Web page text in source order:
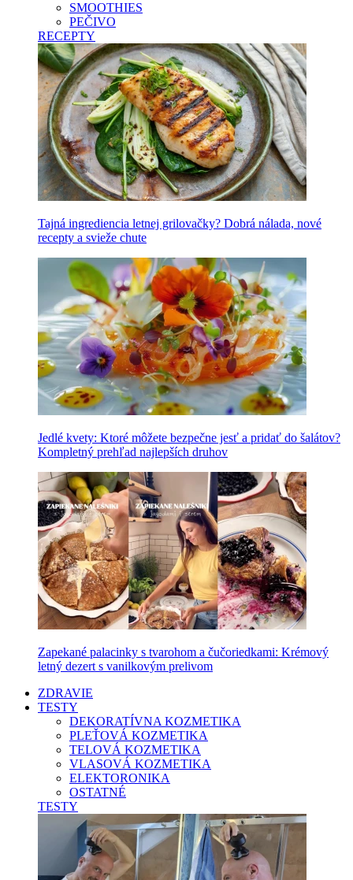
SMOOTHIES
PEČIVO
RECEPTY
Tajná ingrediencia letnej grilovačky? Dobrá nálada, nové
recepty a svieže chute
Jedlé kvety: Ktoré môžete bezpečne jesť a pridať do šalátov?
Kompletný prehľad najlepších druhov
Zapekané palacinky s tvarohom a čučoriedkami: Krémový
letný dezert s vanilkovým prelivom
ZDRAVIE
TESTY
DEKORATÍVNA KOZMETIKA
PLEŤOVÁ KOZMETIKA
TELOVÁ KOZMETIKA
VLASOVÁ KOZMETIKA
ELEKTORONIKA
OSTATNÉ
TESTY